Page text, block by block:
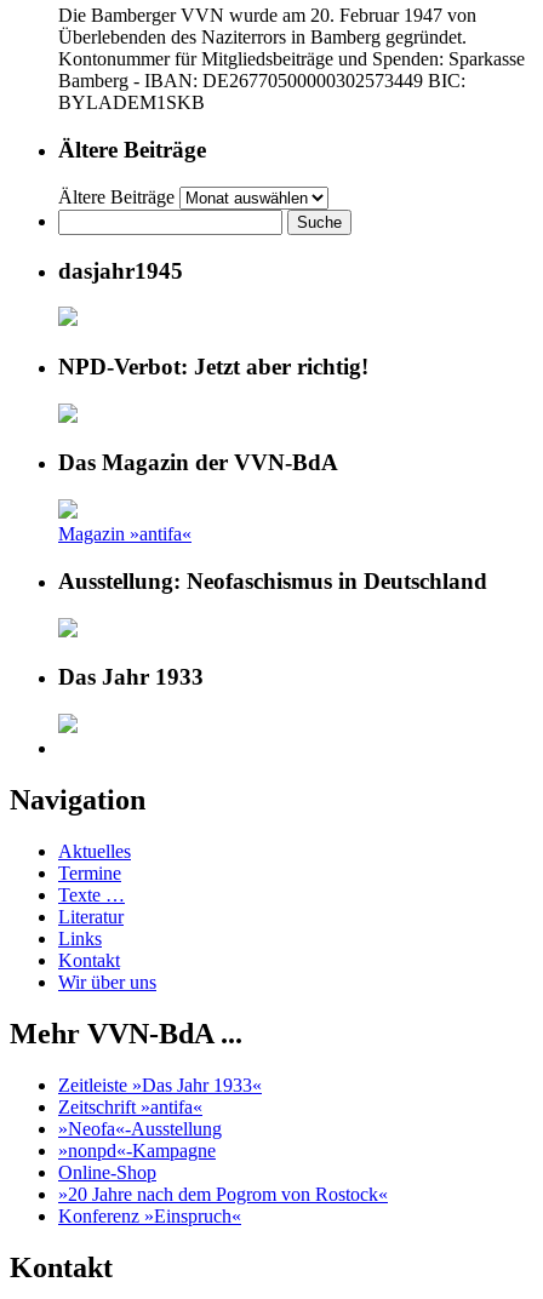
Die Bamberger VVN wurde am 20. Februar 1947 von
Überlebenden des Naziterrors in Bamberg gegründet.
Kontonummer für Mitgliedsbeiträge und Spenden: Sparkasse
Bamberg - IBAN: DE26770500000302573449 BIC:
BYLADEM1SKB
Ältere Beiträge
Ältere Beiträge
dasjahr1945
NPD-Verbot: Jetzt aber richtig!
Das Magazin der VVN-BdA
Magazin »antifa«
Ausstellung: Neofaschismus in Deutschland
Das Jahr 1933
Navigation
Aktuelles
Termine
Texte …
Literatur
Links
Kontakt
Wir über uns
Mehr VVN-BdA ...
Zeitleiste »Das Jahr 1933«
Zeitschrift »antifa«
»Neofa«-Ausstellung
»nonpd«-Kampagne
Online-Shop
»20 Jahre nach dem Pogrom von Rostock«
Konferenz »Einspruch«
Kontakt